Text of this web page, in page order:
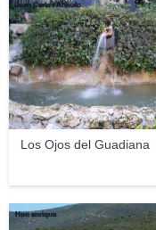
Los Ojos del Guadiana
Juan Carlos Arévalo
Hon enrique